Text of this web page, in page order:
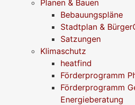
Planen & Bauen
Bebauungspläne
Stadtplan &
Satzungen
Klimaschutz
heatfind
Förderprogramm
Förderprogramm
Energieberatung